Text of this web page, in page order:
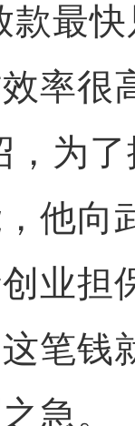
最快
率很
，为
他向
业担
笔钱
急。